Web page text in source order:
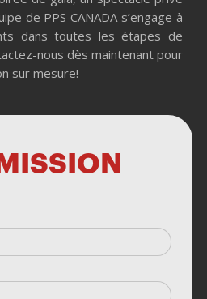
de PPS CANADA s’engage à
dans toutes les étapes de
nous dès maintenant pour
sur mesure!